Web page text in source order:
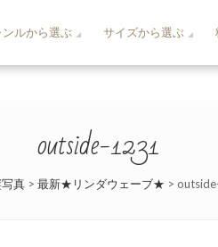
ンルから選ぶ サイズから選ぶ
outside-1231
真 > 最新★リンダウェーブ★ >